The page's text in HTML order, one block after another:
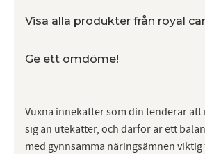
Visa alla produkter från royal
Ge ett omdöme!
Vuxna innekatter som din tenderar
sig än utekatter, och därför är ett
med gynnsamma näringsämnen